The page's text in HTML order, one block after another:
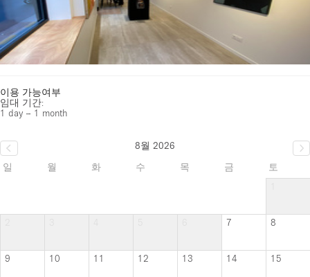
이용 가능여부
임대 기간:
1 day – 1 month
8월 2026
일
월 화 수 목 금
토
7 8
9 10 11 12 13 14 15